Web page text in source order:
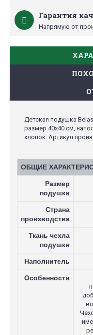
Гарантия
Напрямую от
Детская подушка
размер 40х40 см,
хлопок. Артикул
ОБЩИЕ
Размер
подушки
Страна
производства
Ткань чехла
подушки
Наполнитель
Особенности